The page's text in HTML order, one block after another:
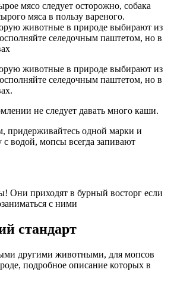
мясо следует осторожно, собака
мяса в пользу вареного.
животные в природе выбирают из
селедочным паштетом, но в
животные в природе выбирают из
селедочным паштетом, но в
не следует давать много каши.
придерживайтесь одной марки и
с водой, мопсы всегда запивают
Они приходят в бурный восторг если
с ними
стандарт
другими животными, для мопсов
подробное описание которых в